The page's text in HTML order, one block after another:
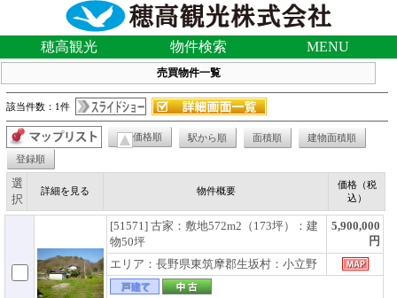
穂高観光 物件検索 MENU
売買物件一覧
該当件数：1件
価格順 駅から順 面積順 建物面積順
登録順
選
択
詳細を見る 物件概要
価格（税
込）
[51571] 古家：敷地572m2（173坪）：建
物50坪
5,900,000
円
エリア：長野県東筑摩郡生坂村：小立野